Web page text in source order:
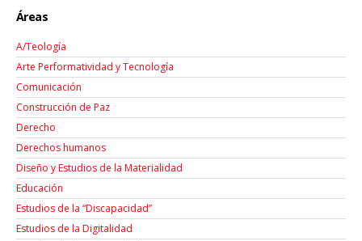
Áreas
A/Teología
Arte Performatividad y Tecnología
Comunicación
Construcción de Paz
Derecho
Derechos humanos
Diseño y Estudios de la Materialidad
Educación
Estudios de la “Discapacidad”
Estudios de la Digitalidad